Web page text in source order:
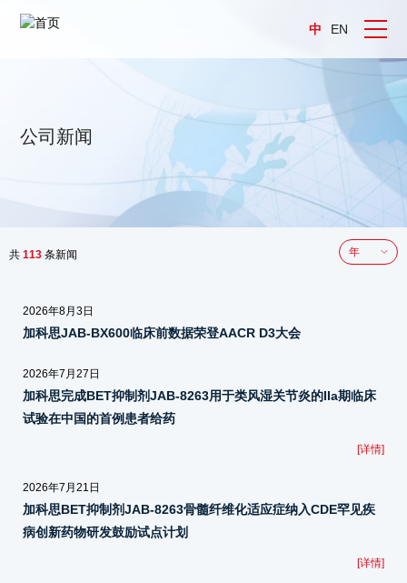
中 EN
公司新闻
共 113 条新闻 年
2026年8月3日
加科思JAB-BX600临床前数据荣登AACR D3大会
2026年7月27日
加科思完成BET抑制剂JAB-8263用于类风湿关节炎的IIa期临床
试验在中国的首例患者给药
[详情]
2026年7月21日
加科思BET抑制剂JAB-8263骨髓纤维化适应症纳入CDE罕见疾
病创新药物研发鼓励试点计划
[详情]